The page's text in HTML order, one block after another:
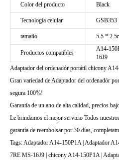
Color del producto Black
Tecnología celular GSB353
tamaño 5.5 *
Productos compatibles
A14-
16J9
Adaptador del ordenadór portátil chicony
Gran variedad de Adaptador del ordenadór
segura 100%!
Garantía de un ano de alta calidad, precios
Le brindamos el mejor servicio Todos
garantía de reembolsar por 30 días,
Tags: Adaptador A14-150P1A | Adaptador
7RE MS-16J9 | chicony A14-150P1A |